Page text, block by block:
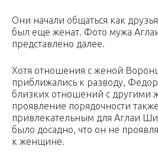
Они начали общаться как
был еще женат. Фото мужа
представлено далее.
Хотя отношения с женой
приближались к разводу,
близких отношений с другими
проявление порядочности
привлекательным для Аглаи
было досадно, что он не
к женщине.